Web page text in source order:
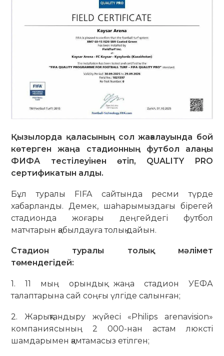
Қызылорда қаласының сол жағалауында бой
көтерген жаңа стадионның футбол алаңы
ФИФА тестілеуінен өтіп, QUALITY PRO
сертификатын алды.
Бұл туралы FIFA сайтында ресми түрде
хабарланды. Демек, шаһарымыздағы бірегей
стадионда жоғары деңгейдегі футбол
матчтарын қабылдауға толық дайын.
Стадион туралы толық мәлімет
төмендегідей:
1. 11 мың орындық жаңа стадион УЕФА
талаптарына сай соңғы үлгіде салынған;
2. Жарықтандыру жүйесі «Philips arenavision»
компаниясының 2 000-нан астам люксті
шамдарымен қамтамасыз етілген;